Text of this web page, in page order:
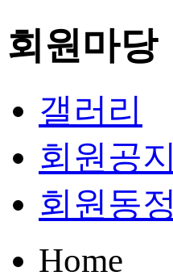
회원마당
갤러리
회원공지
회원동정
Home